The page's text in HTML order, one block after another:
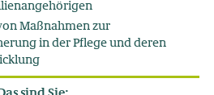
Maßnahmen zur
in der Pflege und deren